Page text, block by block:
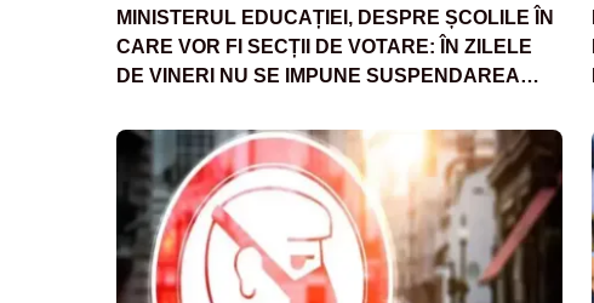
MINISTERUL EDUCAȚIEI, DESPRE ȘCOLILE ÎN
CARE VOR FI SECȚII DE VOTARE: ÎN ZILELE
DE VINERI NU SE IMPUNE SUSPENDAREA